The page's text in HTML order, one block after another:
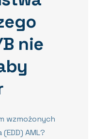
nie
wzmożonych
AML?